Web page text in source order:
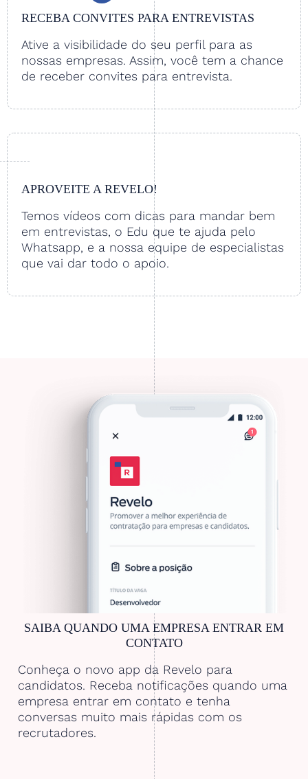
RECEBA CONVITES PARA ENTREVISTAS
Ative a visibilidade do seu perfil para as
nossas empresas. Assim, você tem a chance
de receber convites para entrevista.
APROVEITE A REVELO!
Temos vídeos com dicas para mandar bem
em entrevistas, o Edu que te ajuda pelo
Whatsapp, e a nossa equipe de especialistas
que vai dar todo o apoio.
SAIBA QUANDO UMA EMPRESA ENTRAR EM
CONTATO
Conheça o novo app da Revelo para
candidatos. Receba notificações quando uma
empresa entrar em contato e tenha
conversas muito mais rápidas com os
recrutadores.